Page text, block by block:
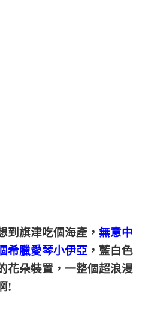
到旗津吃個海產， 無意中
希臘愛琴小伊亞 ，藍白色
花朵裝置，一整個超浪漫
!